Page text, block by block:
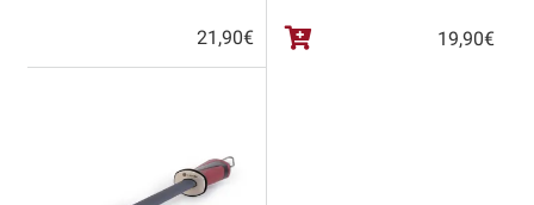
21,90€ 19,90€